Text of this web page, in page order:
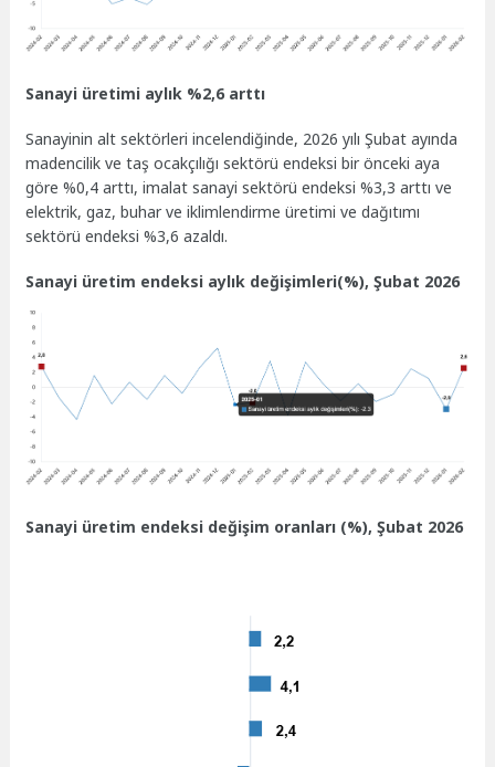
Sanayi üretimi aylık %2,6 arttı
Sanayinin alt sektörleri incelendiğinde, 2026 yılı Şubat ayında
madencilik ve taş ocakçılığı sektörü endeksi bir önceki aya
göre %0,4 arttı, imalat sanayi sektörü endeksi %3,3 arttı ve
elektrik, gaz, buhar ve iklimlendirme üretimi ve dağıtımı
sektörü endeksi %3,6 azaldı.
Sanayi üretim endeksi aylık değişimleri(%), Şubat 2026
Sanayi üretim endeksi değişim oranları (%), Şubat 2026